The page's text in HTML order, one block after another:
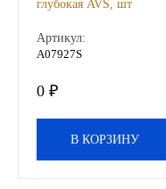
Подшипники
АПП
ГПЗ
глубокая AVS, шт
Артикул:
A07927S
0 ₽
В КОРЗИНУ